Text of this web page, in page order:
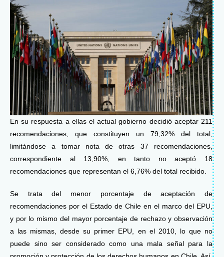
En su respuesta a ellas el actual gobierno decidió aceptar 211
recomendaciones, que constituyen un 79,32% del total,
limitándose a tomar nota de otras 37 recomendaciones,
correspondiente al 13,90%, en tanto no aceptó 18
recomendaciones que representan el 6,76% del total recibido.
Se trata del menor porcentaje de aceptación de
recomendaciones por el Estado de Chile en el marco del EPU,
y por lo mismo del mayor porcentaje de rechazo y observación
a las mismas, desde su primer EPU, en el 2010, lo que no
puede sino ser considerado como una mala señal para la